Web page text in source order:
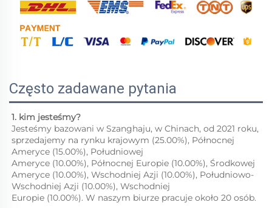
Często zadawane pytania
1. kim jesteśmy?
Jesteśmy bazowani w Szanghaju, w Chinach, od 2021 roku,
sprzedajemy na rynku krajowym (25.00%), Północnej
Ameryce (15.00%), Południowej
Ameryce (10.00%), Północnej Europie (10.00%), Środkowej
Ameryce (10.00%), Wschodniej Azji (10.00%), Południowo-
Wschodniej Azji (10.00%), Wschodniej
Europie (10.00%). W naszym biurze pracuje około 20 osób.